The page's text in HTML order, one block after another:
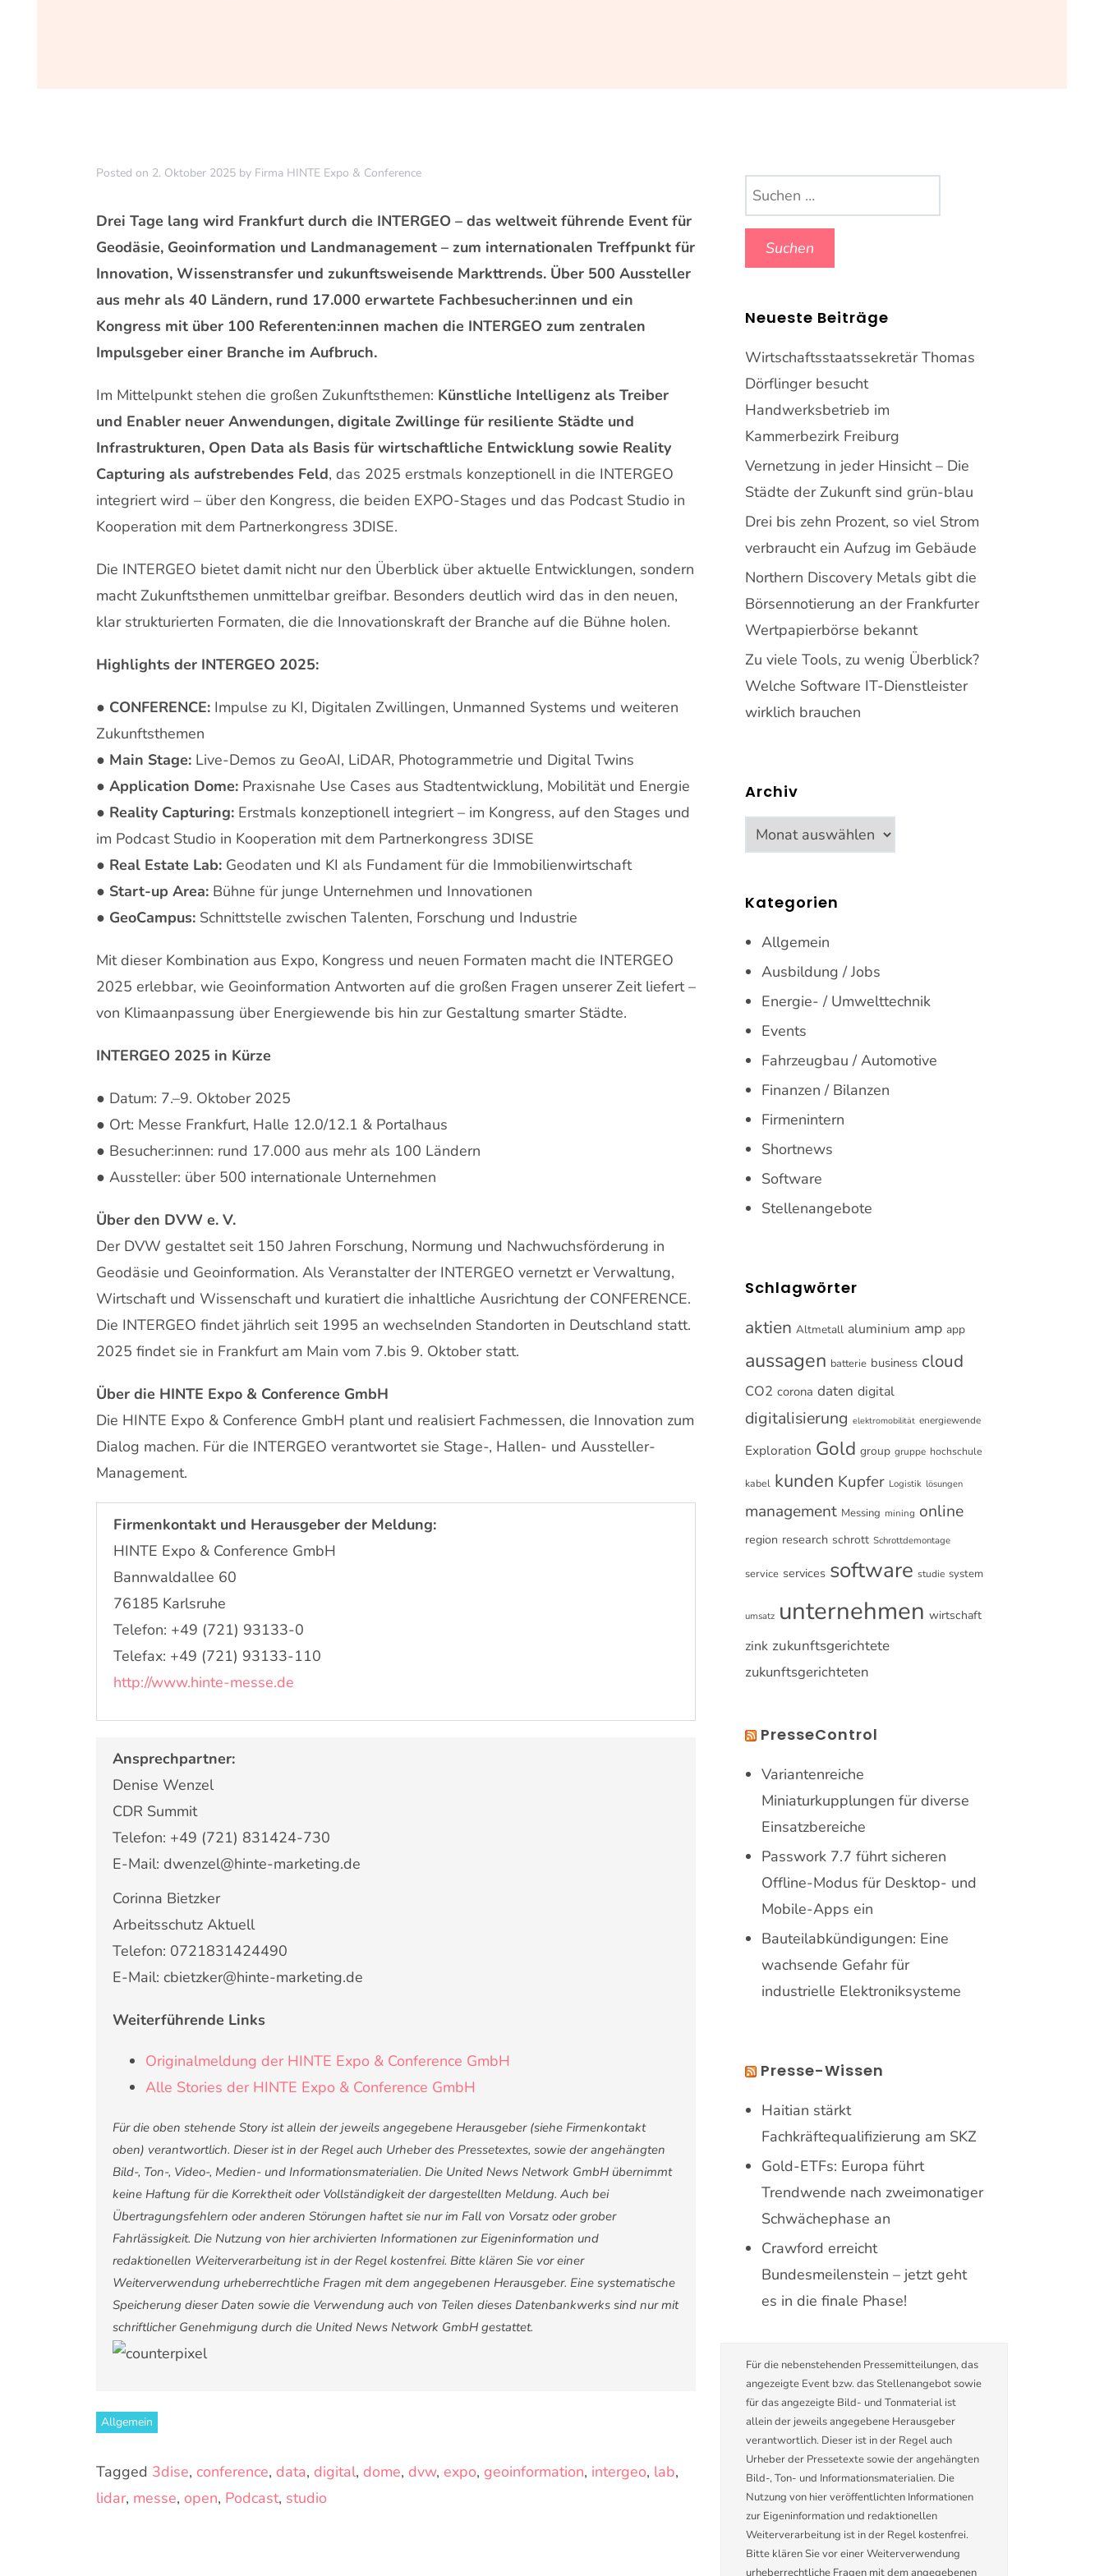
Posted on 2. Oktober 2025 by Firma HINTE Expo & Conference
Drei Tage lang wird Frankfurt durch die INTERGEO – das weltweit führende Event für
Geodäsie, Geoinformation und Landmanagement – zum internationalen Treffpunkt für
Innovation, Wissenstransfer und zukunftsweisende Markttrends. Über 500 Aussteller
aus mehr als 40 Ländern, rund 17.000 erwartete Fachbesucher:innen und ein
Kongress mit über 100 Referenten:innen machen die INTERGEO zum zentralen
Impulsgeber einer Branche im Aufbruch.
Im Mittelpunkt stehen die großen Zukunftsthemen: Künstliche Intelligenz als Treiber
und Enabler neuer Anwendungen, digitale Zwillinge für resiliente Städte und
Infrastrukturen, Open Data als Basis für wirtschaftliche Entwicklung sowie Reality
Capturing als aufstrebendes Feld, das 2025 erstmals konzeptionell in die INTERGEO
integriert wird – über den Kongress, die beiden EXPO-Stages und das Podcast Studio in
Kooperation mit dem Partnerkongress 3DISE.
Die INTERGEO bietet damit nicht nur den Überblick über aktuelle Entwicklungen, sondern
macht Zukunftsthemen unmittelbar greifbar. Besonders deutlich wird das in den neuen,
klar strukturierten Formaten, die die Innovationskraft der Branche auf die Bühne holen.
Highlights der INTERGEO 2025:
● CONFERENCE: Impulse zu KI, Digitalen Zwillingen, Unmanned Systems und weiteren
Zukunftsthemen
● Main Stage: Live-Demos zu GeoAI, LiDAR, Photogrammetrie und Digital Twins
● Application Dome: Praxisnahe Use Cases aus Stadtentwicklung, Mobilität und Energie
● Reality Capturing: Erstmals konzeptionell integriert – im Kongress, auf den Stages und
im Podcast Studio in Kooperation mit dem Partnerkongress 3DISE
● Real Estate Lab: Geodaten und KI als Fundament für die Immobilienwirtschaft
● Start-up Area: Bühne für junge Unternehmen und Innovationen
● GeoCampus: Schnittstelle zwischen Talenten, Forschung und Industrie
Mit dieser Kombination aus Expo, Kongress und neuen Formaten macht die INTERGEO
2025 erlebbar, wie Geoinformation Antworten auf die großen Fragen unserer Zeit liefert –
von Klimaanpassung über Energiewende bis hin zur Gestaltung smarter Städte.
INTERGEO 2025 in Kürze
● Datum: 7.–9. Oktober 2025
● Ort: Messe Frankfurt, Halle 12.0/12.1 & Portalhaus
● Besucher:innen: rund 17.000 aus mehr als 100 Ländern
● Aussteller: über 500 internationale Unternehmen
Über den DVW e. V.
Der DVW gestaltet seit 150 Jahren Forschung, Normung und Nachwuchsförderung in
Geodäsie und Geoinformation. Als Veranstalter der INTERGEO vernetzt er Verwaltung,
Wirtschaft und Wissenschaft und kuratiert die inhaltliche Ausrichtung der CONFERENCE.
Die INTERGEO findet jährlich seit 1995 an wechselnden Standorten in Deutschland statt.
2025 findet sie in Frankfurt am Main vom 7.bis 9. Oktober statt.
Über die HINTE Expo & Conference GmbH
Die HINTE Expo & Conference GmbH plant und realisiert Fachmessen, die Innovation zum
Dialog machen. Für die INTERGEO verantwortet sie Stage-, Hallen- und Aussteller-
Management.
Firmenkontakt und Herausgeber der Meldung:
HINTE Expo & Conference GmbH
Bannwaldallee 60
76185 Karlsruhe
Telefon: +49 (721) 93133-0
Telefax: +49 (721) 93133-110
http://www.hinte-messe.de
Ansprechpartner:
Denise Wenzel
CDR Summit
Telefon: +49 (721) 831424-730
E-Mail: dwenzel@hinte-marketing.de
Corinna Bietzker
Arbeitsschutz Aktuell
Telefon: 0721831424490
E-Mail: cbietzker@hinte-marketing.de
Weiterführende Links
Originalmeldung der HINTE Expo & Conference GmbH
Alle Stories der HINTE Expo & Conference GmbH
Für die oben stehende Story ist allein der jeweils angegebene Herausgeber (siehe Firmenkontakt
oben) verantwortlich. Dieser ist in der Regel auch Urheber des Pressetextes, sowie der angehängten
Bild-, Ton-, Video-, Medien- und Informationsmaterialien. Die United News Network GmbH übernimmt
keine Haftung für die Korrektheit oder Vollständigkeit der dargestellten Meldung. Auch bei
Übertragungsfehlern oder anderen Störungen haftet sie nur im Fall von Vorsatz oder grober
Fahrlässigkeit. Die Nutzung von hier archivierten Informationen zur Eigeninformation und
redaktionellen Weiterverarbeitung ist in der Regel kostenfrei. Bitte klären Sie vor einer
Weiterverwendung urheberrechtliche Fragen mit dem angegebenen Herausgeber. Eine systematische
Speicherung dieser Daten sowie die Verwendung auch von Teilen dieses Datenbankwerks sind nur mit
schriftlicher Genehmigung durch die United News Network GmbH gestattet.
Allgemein
Tagged 3dise, conference, data, digital, dome, dvw, expo, geoinformation, intergeo, lab,
lidar, messe, open, Podcast, studio
Suchen
nach:
Neueste Beiträge
Wirtschaftsstaatssekretär Thomas
Dörflinger besucht
Handwerksbetrieb im
Kammerbezirk Freiburg
Vernetzung in jeder Hinsicht – Die
Städte der Zukunft sind grün-blau
Drei bis zehn Prozent, so viel Strom
verbraucht ein Aufzug im Gebäude
Northern Discovery Metals gibt die
Börsennotierung an der Frankfurter
Wertpapierbörse bekannt
Zu viele Tools, zu wenig Überblick?
Welche Software IT-Dienstleister
wirklich brauchen
Archiv
Archiv
Kategorien
Allgemein
Ausbildung / Jobs
Energie- / Umwelttechnik
Events
Fahrzeugbau / Automotive
Finanzen / Bilanzen
Firmenintern
Shortnews
Software
Stellenangebote
Schlagwörter
aktien Altmetall aluminium amp app
aussagen batterie business cloud
CO2 corona daten digital
digitalisierung elektromobilität energiewende
Exploration Gold group gruppe hochschule
kabel kunden Kupfer Logistik lösungen
management Messing mining online
region research schrott Schrottdemontage
service services software studie system
umsatz unternehmen wirtschaft
zink zukunftsgerichtete
zukunftsgerichteten
PresseControl
Variantenreiche
Miniaturkupplungen für diverse
Einsatzbereiche
Passwork 7.7 führt sicheren
Offline-Modus für Desktop- und
Mobile-Apps ein
Bauteilabkündigungen: Eine
wachsende Gefahr für
industrielle Elektroniksysteme
Presse-Wissen
Haitian stärkt
Fachkräftequalifizierung am SKZ
Gold-ETFs: Europa führt
Trendwende nach zweimonatiger
Schwächephase an
Crawford erreicht
Bundesmeilenstein – jetzt geht
es in die finale Phase!
Für die nebenstehenden Pressemitteilungen, das
angezeigte Event bzw. das Stellenangebot sowie
für das angezeigte Bild- und Tonmaterial ist
allein der jeweils angegebene Herausgeber
verantwortlich. Dieser ist in der Regel auch
Urheber der Pressetexte sowie der angehängten
Bild-, Ton- und Informationsmaterialien. Die
Nutzung von hier veröffentlichten Informationen
zur Eigeninformation und redaktionellen
Weiterverarbeitung ist in der Regel kostenfrei.
Bitte klären Sie vor einer Weiterverwendung